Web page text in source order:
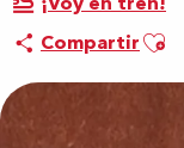
Compartir